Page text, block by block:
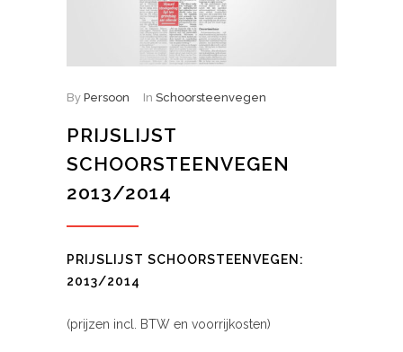
By Persoon In Schoorsteenvegen
PRIJSLIJST
SCHOORSTEENVEGEN
2013/2014
PRIJSLIJST SCHOORSTEENVEGEN:
2013/2014
(prijzen incl. BTW en voorrijkosten)